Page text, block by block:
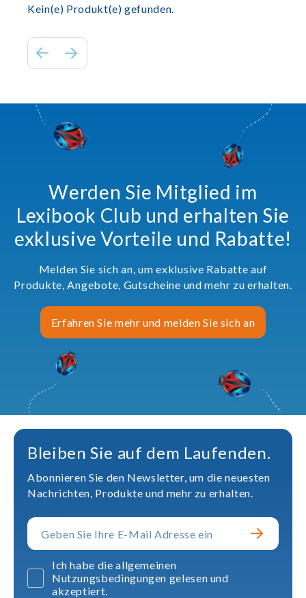
Kein(e) Produkt(e) gefunden.
Werden Sie Mitglied im
Lexibook Club und erhalten Sie
exklusive Vorteile und Rabatte!
Melden Sie sich an, um exklusive Rabatte auf
Produkte, Angebote, Gutscheine und mehr zu erhalten.
Erfahren Sie mehr und melden Sie sich an
Bleiben Sie auf dem Laufenden.
Abonnieren Sie den Newsletter, um die neuesten
Nachrichten, Produkte und mehr zu erhalten.
Ich habe die allgemeinen
Nutzungsbedingungen gelesen und
akzeptiert.